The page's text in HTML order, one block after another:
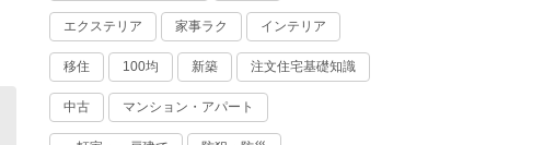
エクステリア 家事ラク インテリア
移住 100均 新築 注文住宅基礎知識
中古 マンション・アパート